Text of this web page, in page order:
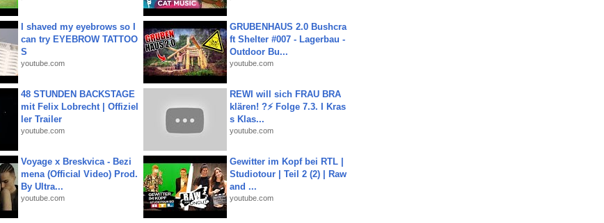
I shaved my eyebrows so I
can try EYEBROW TATTOO
S
youtube.com
GRUBENHAUS 2.0 Bushcra
ft Shelter #007 - Lagerbau -
Outdoor Bu...
youtube.com
48 STUNDEN BACKSTAGE
mit Felix Lobrecht | Offiziel
ler Trailer
youtube.com
REWI will sich FRAU BRA
klären! ?⚡️ Folge 7.3. I Kras
s Klas...
youtube.com
Voyage x Breskvica - Bezi
mena (Official Video) Prod.
By Ultra...
youtube.com
Gewitter im Kopf bei RTL |
Studiotour | Teil 2 (2) | Raw
and ...
youtube.com